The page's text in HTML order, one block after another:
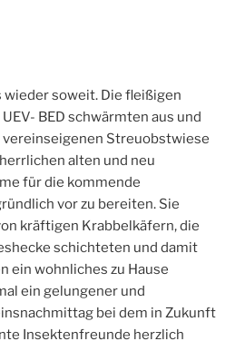
wieder soweit. Die fleißigen
BED schwärmten aus und
vereinseigenen Streuobstwiese
alten und neu
für die kommende
vor zu bereiten. Sie
kräftigen Krabbelkäfern, die
schichteten und damit
ein wohnliches zu Hause
ein gelungener und
bei dem in Zukunft
Insektenfreunde herzlich